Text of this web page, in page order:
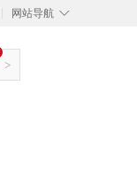
◇
网站导航
>